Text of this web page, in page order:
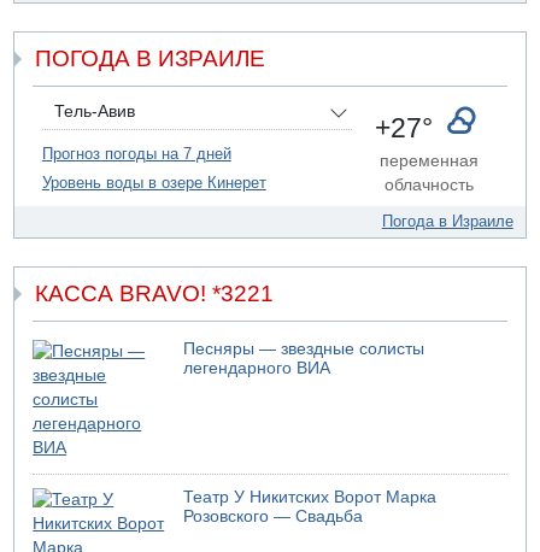
06.08.2026 12:06
США не будут давить на Израиль в вопросе Ливана
06.08.2026 11:41
Трое подростков ограбили сексшоп в Холоне
Взрыв в Северном Тель-Авиве
ПОГОДА В ИЗРАИЛЕ
Тель-Авив
Прогноз погоды на 7 дней
Уровень воды в озере Кинерет
+27°
переменная
облачность
Погода в Израиле
КАССА BRAVO! *3221
Песняры — звездные солисты
легендарного ВИА
Театр У Никитских Ворот Марка
Розовского — Свадьба